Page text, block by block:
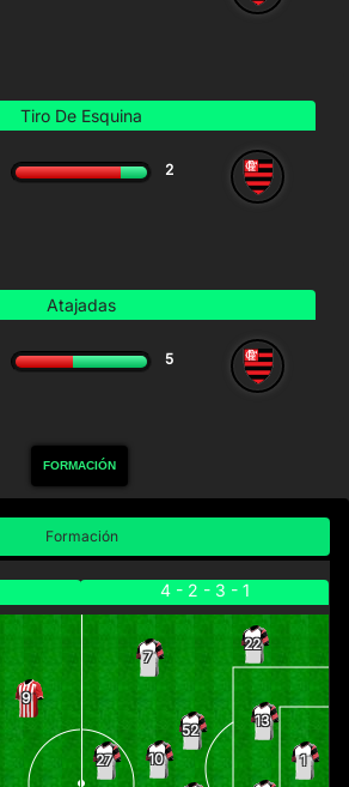
Tiro De Esquina
2
Atajadas
5
FORMACIÓN
Formación
9
4 - 2 - 3 - 1
1
22
13
52
7
10
27